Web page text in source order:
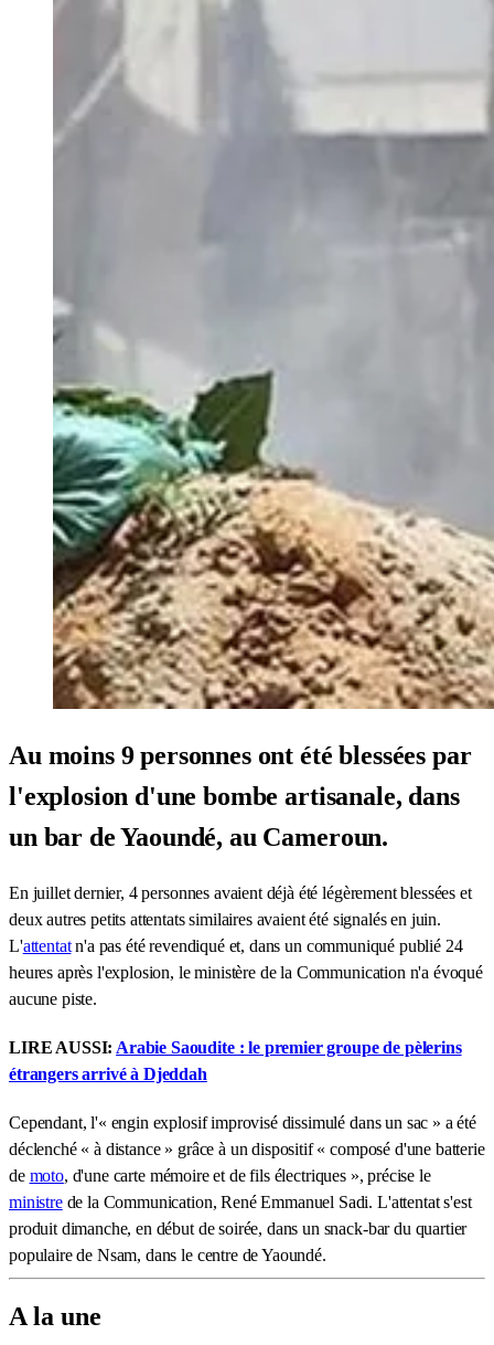
Au moins 9 personnes ont été blessées par
l'explosion d'une bombe artisanale, dans
un bar de Yaoundé, au Cameroun.
En juillet dernier, 4 personnes avaient déjà été légèrement blessées et
deux autres petits attentats similaires avaient été signalés en juin.
L'attentatn'a pas été revendiqué et, dans un communiqué publié 24
heures après l'explosion, le ministère de la Communication n'a évoqué
aucune piste.
LIRE AUSSI: Arabie Saoudite : le premier groupe de pèlerins
étrangers arrivé à Djeddah
Cependant, l'« engin explosif improvisé dissimulé dans un sac » a été
déclenché « à distance » grâce à un dispositif « composé d'une batterie
de moto, d'une carte mémoire et de fils électriques », précise le
ministrede la Communication, René Emmanuel Sadi. L'attentat s'est
produit dimanche, en début de soirée, dans un snack-bar du quartier
populaire de Nsam, dans le centre de Yaoundé.
A la une